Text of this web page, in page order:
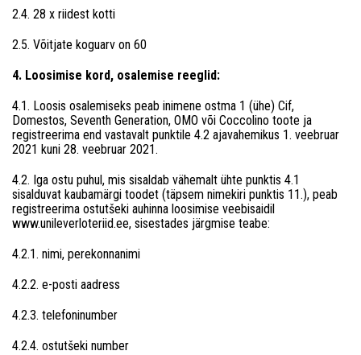
2.4. 28 x riidest kotti
2.5. Võitjate koguarv on 60
4. Loosimise kord, osalemise reeglid:
4.1. Loosis osalemiseks peab inimene ostma 1 (ühe) Cif,
Domestos, Seventh Generation, OMO või Coccolino toote ja
registreerima end vastavalt punktile 4.2 ajavahemikus 1. veebruar
2021 kuni 28. veebruar 2021.
4.2. Iga ostu puhul, mis sisaldab vähemalt ühte punktis 4.1
sisalduvat kaubamärgi toodet (täpsem nimekiri punktis 11.), peab
registreerima ostutšeki auhinna loosimise veebisaidil
www.unileverloteriid.ee, sisestades järgmise teabe:
4.2.1. nimi, perekonnanimi
4.2.2. e-posti aadress
4.2.3. telefoninumber
4.2.4. ostutšeki number